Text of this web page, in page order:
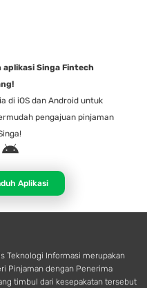
aplikasi Singa Fintech
di iOS dan Android untuk
pengajuan pinjaman
A
d
r
o
d
Aplikasi
Teknologi Informasi merupakan
Pinjaman dengan Penerima
timbul dari kesepakatan tersebut